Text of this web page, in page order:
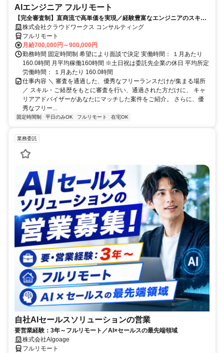
AIエンジニア フルリモート
【完全審査制】直商流で高単価を実現／経験豊富なエンジニアのスキル
に合致した案件を多数保有
株式会社クラウドワークス コンサルティング
フルリモート
月給700,000円～900,000円
勤務時間 固定時間制 希望により面談で決定 実働時間： １月あたり
160.0時間 月平均稼働160時間 ※土日祝は委託先企業の休日 平均所定
労働時間： １月あたり 160.0時間
仕事内容 ＼ 審査を通過した、優秀なフリーランスだけが集まる場所
／ スキル・ご経歴をもとに審査を行い、通過された方だけに、 キャ
リアアドバイザーがあなたにマッチした案件をご紹介。 さらに、優
秀なフリー...
固定時間制 平日のみOK フルリモート 在宅OK
業務委託
自社AIセールスソリューションの営業
要営業経験：3年～フルリモート／AI×セールスの最先端領域
株式会社Algoage
フルリモート